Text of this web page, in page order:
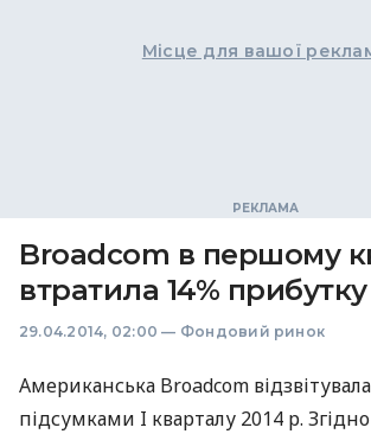
Місце для вашої
Broadcom в першому
втратила 14% прибутку
29.04.2014, 02:00 — Фондовий ринок
Американська Broadcom
підсумками I кварталу 2014 р. Згідно